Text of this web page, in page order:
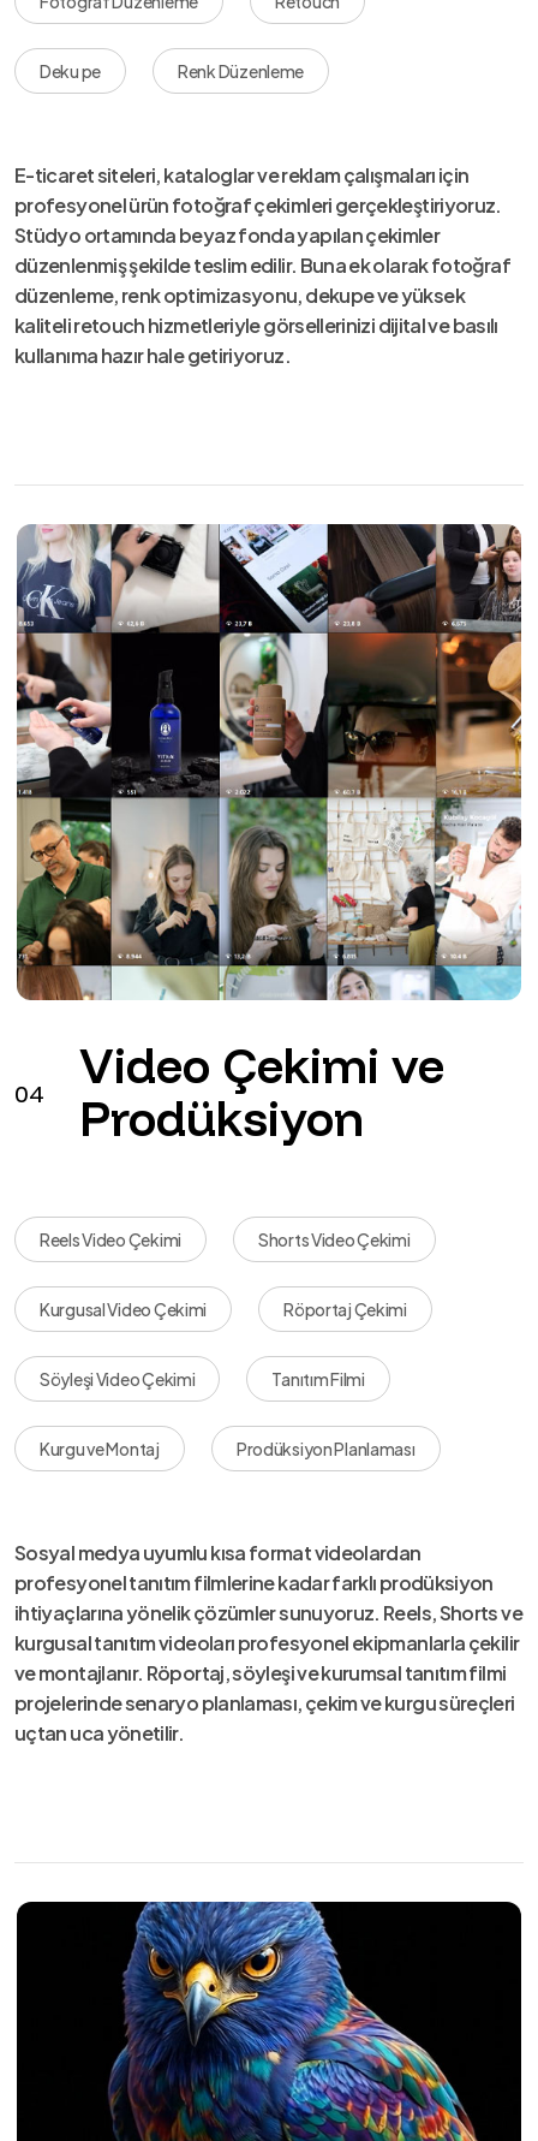
Deku pe Renk Düzenleme
E-ticaret siteleri, kataloglar ve reklam çalışmaları için
profesyonel ürün fotoğraf çekimleri gerçekleştiriyoruz.
Stüdyo ortamında beyaz fonda yapılan çekimler
düzenlenmiş şekilde teslim edilir. Buna ek olarak fotoğraf
düzenleme, renk optimizasyonu, dekupe ve yüksek
kaliteli retouch hizmetleriyle görsellerinizi dijital ve basılı
kullanıma hazır hale getiriyoruz.
04
Video Çekimi ve
Prodüksiyon
Reels Video Çekimi Shorts Video Çekimi
Kurgusal Video Çekimi Röportaj Çekimi
Söyleşi Video Çekimi Tanıtım Filmi
Kurgu ve Montaj Prodüksiyon Planlaması
Sosyal medya uyumlu kısa format videolardan
profesyonel tanıtım filmlerine kadar farklı prodüksiyon
ihtiyaçlarına yönelik çözümler sunuyoruz. Reels, Shorts ve
kurgusal tanıtım videoları profesyonel ekipmanlarla çekilir
ve montajlanır. Röportaj, söyleşi ve kurumsal tanıtım filmi
projelerinde senaryo planlaması, çekim ve kurgu süreçleri
uçtan uca yönetilir.